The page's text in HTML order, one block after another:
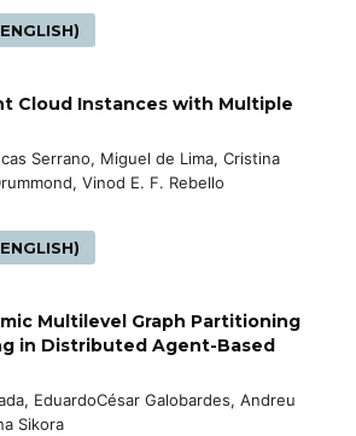
Cloud Instances with Multiple
Serrano, Miguel de Lima, Cristina
Vinod E. F. Rebello
Multilevel Graph Partitioning
in Distributed Agent-Based
EduardoCésar Galobardes, Andreu
Sikora